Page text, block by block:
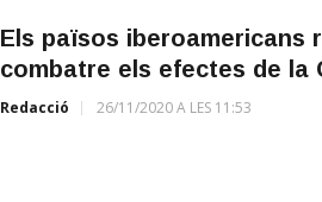
Els països iberoamericans
combatre els efectes de la
Redacció 26/11/2020 A LES 11:53